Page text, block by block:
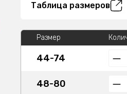
Таблица размеров
Размер
44-74
48-80